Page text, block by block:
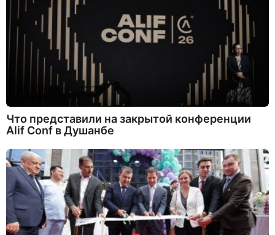
Что представили на закрытой конференции
Alif Conf в Душанбе